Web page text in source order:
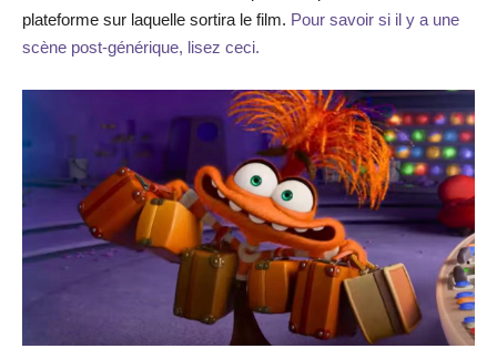
plateforme sur laquelle sortira le film. Pour savoir si il y a une
scène post-générique, lisez ceci.